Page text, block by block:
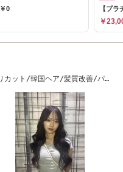
0 【プ
￥
カット/韓国ヘア/髪質改善/パー